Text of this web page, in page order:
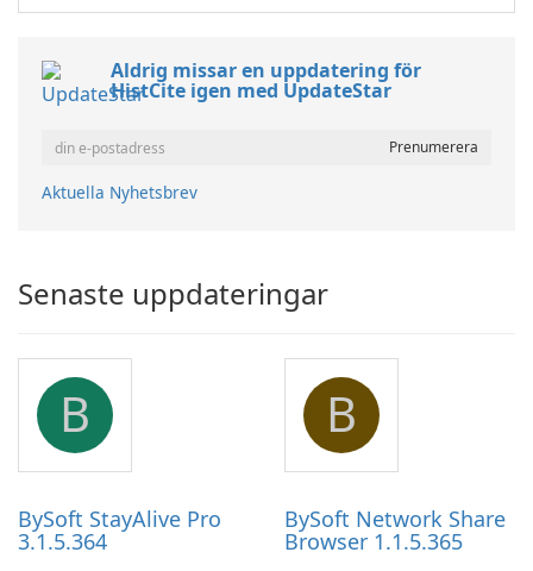
Aldrig missar en uppdatering för
HistCite igen med UpdateStar
Aktuella Nyhetsbrev
Senaste uppdateringar
B
BySoft StayAlive Pro
3.1.5.364
B
BySoft Network Share
Browser 1.1.5.365